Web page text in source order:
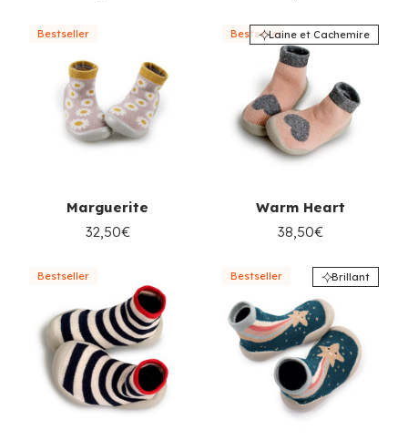
Bestseller
Marguerite
32,50€
BestsellerLaine et Cachemire
Warm Heart
38,50€
Bestseller Bestseller Brillant